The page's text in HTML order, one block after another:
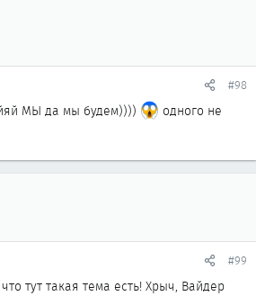
#98
МЫ да мы будем))))
одного не
#99
тут такая тема есть! Хрыч, Вайдер